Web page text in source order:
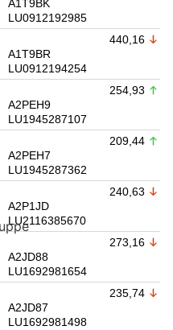
A1T9BK
LU0912192985
A1T9BR
LU0912194254
440,16
A2PEH9
LU1945287107
254,93
A2PEH7
LU1945287362
209,44
A2P1JD
LU2116385670
240,63
A2JD88
LU1692981654
273,16
A2JD87
LU1692981498
235,74